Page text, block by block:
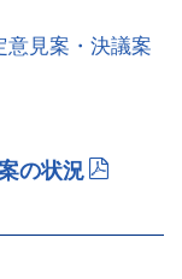
意見案・決議案
の状況